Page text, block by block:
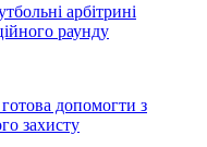
арбітрині
раунду
допомогти з
захисту